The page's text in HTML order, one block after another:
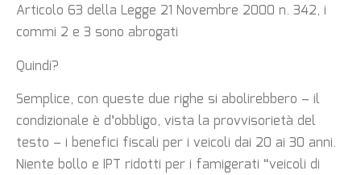
Articolo 63 della Legge 21 Novembre 2000 n. 342, i
commi 2 e 3 sono abrogati
Quindi?
Semplice, con queste due righe si abolirebbero – il
condizionale è d’obbligo, vista la provvisorietà del
testo – i benefici fiscali per i veicoli dai 20 ai 30 anni.
Niente bollo e IPT ridotti per i famigerati “veicoli di